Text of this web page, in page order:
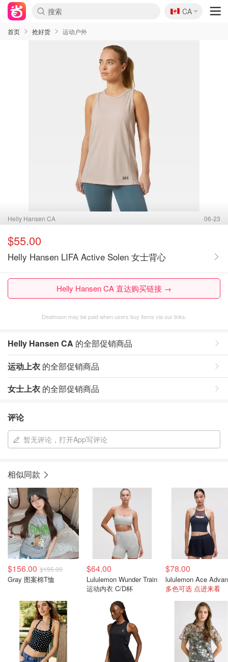
🇨🇦
CA
首页 抢好货 运动户外
Helly Hansen CA 06-23
$55.00
Helly Hansen LIFA Active Solen 女士背心
Helly Hansen CA 直达购买链接 →
Dealmoon may be paid when users buy items via our links.
Helly Hansen CA 的全部促销商品
运动上衣 的全部促销商品
女士上衣 的全部促销商品
评论
暂无评论，打开App写评论
相似同款
$156.00 $195.00
Gray 图案棉T恤
$64.00
Lululemon Wunder Train
运动内衣 C/D杯
$78.00
多色可选 点进来看